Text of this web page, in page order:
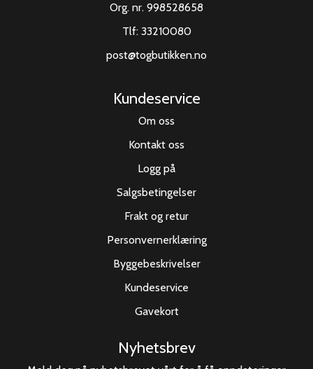
Org. nr. 998528658
Tlf: 33210080
post@togbutikken.no
Kundeservice
Om oss
Kontakt oss
Logg på
Salgsbetingelser
Frakt og retur
Personvernerklæring
Byggebeskrivelser
Kundeservice
Gavekort
Nyhetsbrev